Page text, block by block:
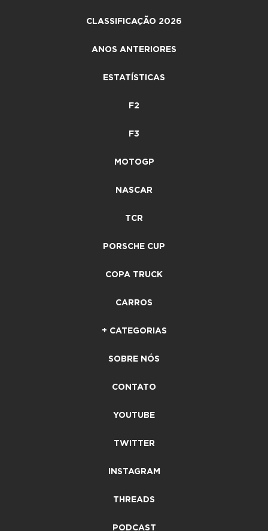
CLASSIFICAÇÃO 2026
ANOS ANTERIORES
ESTATÍSTICAS
F2
F3
MOTOGP
NASCAR
TCR
PORSCHE CUP
COPA TRUCK
CARROS
+ CATEGORIAS
SOBRE NÓS
CONTATO
YOUTUBE
TWITTER
INSTAGRAM
THREADS
PODCAST